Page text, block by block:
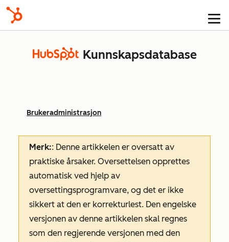
Kunnskapsdatabase
Brukeradministrasjon
Merk:: Denne artikkelen er oversatt av
praktiske årsaker. Oversettelsen opprettes
automatisk ved hjelp av
oversettingsprogramvare, og det er ikke
sikkert at den er korrekturlest. Den engelske
versjonen av denne artikkelen skal regnes
som den regjerende versjonen med den